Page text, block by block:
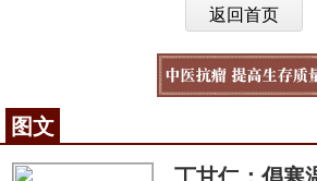
返回首页
图文